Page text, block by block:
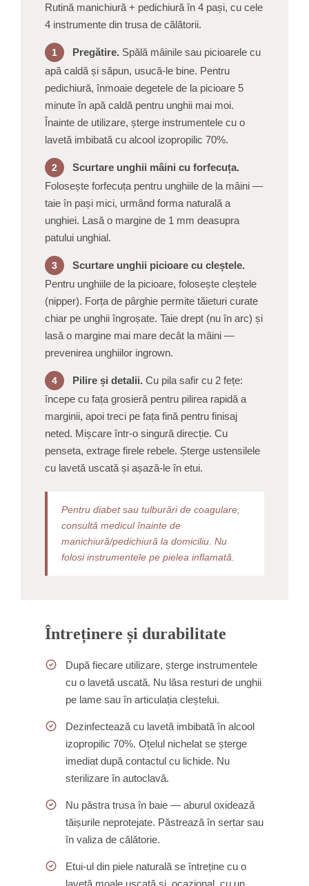
Rutină manichiură + pedichiură în 4 pași, cu cele
4 instrumente din trusa de călătorii.
1 Pregătire. Spălă mâinile sau picioarele cu
apă caldă și săpun, usucă-le bine. Pentru
pedichiură, înmoaie degetele de la picioare 5
minute în apă caldă pentru unghii mai moi.
Înainte de utilizare, șterge instrumentele cu o
lavetă imbibată cu alcool izopropilic 70%.
2
Scurtare unghii mâini cu forfecuța.
Folosește forfecuța pentru unghiile de la mâini —
taie în pași mici, urmând forma naturală a
unghiei. Lasă o margine de 1 mm deasupra
patului unghial.
3
Scurtare unghii picioare cu cleștele.
Pentru unghiile de la picioare, folosește cleștele
(nipper). Forța de pârghie permite tăieturi curate
chiar pe unghii îngroșate. Taie drept (nu în arc) și
lasă o margine mai mare decât la mâini —
prevenirea unghiilor ingrown.
4 Pilire și detalii. Cu pila safir cu 2 fețe:
începe cu fața grosieră pentru pilirea rapidă a
marginii, apoi treci pe fața fină pentru finisaj
neted. Mișcare într-o singură direcție. Cu
penseta, extrage firele rebele. Șterge ustensilele
cu lavetă uscată și așază-le în etui.
Pentru diabet sau tulburări de coagulare,
consultă medicul înainte de
manichiură/pedichiură la domiciliu. Nu
folosi instrumentele pe pielea inflamată.
Întreținere și durabilitate
După fiecare utilizare, șterge instrumentele
cu o lavetă uscată. Nu lăsa resturi de unghii
pe lame sau în articulația cleștelui.
Dezinfectează cu lavetă imbibată în alcool
izopropilic 70%. Oțelul nichelat se șterge
imediat după contactul cu lichide. Nu
sterilizare în autoclavă.
Nu păstra trusa în baie — aburul oxidează
tăișurile neprotejate. Păstrează în sertar sau
în valiza de călătorie.
Etui-ul din piele naturală se întreține cu o
lavetă moale uscată și, ocazional, cu un